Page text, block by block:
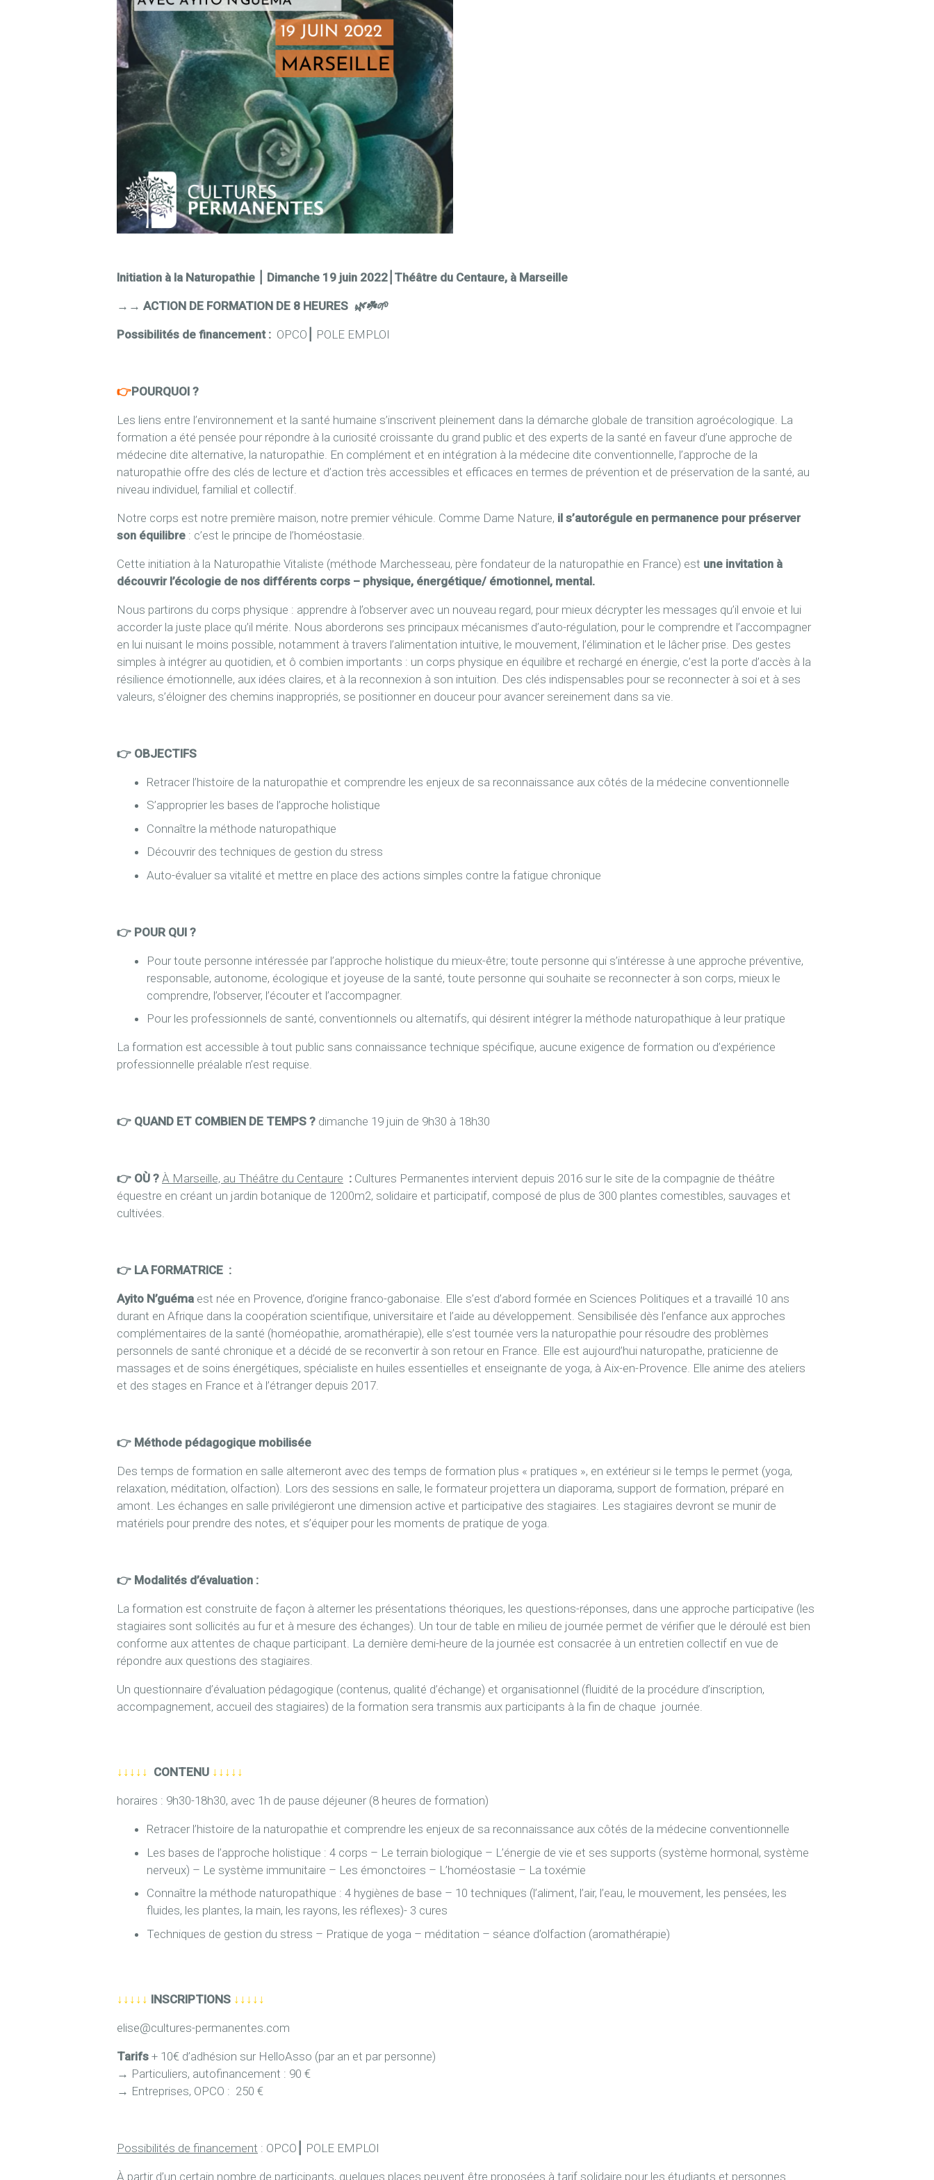
Initiation à la Naturopathie ⎮ Dimanche 19 juin 2022⎮Théâtre du Centaure, à Marseille
→→ ACTION DE FORMATION DE 8 HEURES 🌿☘️🌱
Possibilités de financement : OPCO POLE EMPLOI
👉POURQUOI ?
Les liens entre l’environnement et la santé humaine s’inscrivent pleinement dans la démarche globale de transition agroécologique. La
formation a été pensée pour répondre à la curiosité croissante du grand public et des experts de la santé en faveur d’une approche de
médecine dite alternative, la naturopathie. En complément et en intégration à la médecine dite conventionnelle, l’approche de la
naturopathie offre des clés de lecture et d’action très accessibles et efficaces en termes de prévention et de préservation de la santé, au
niveau individuel, familial et collectif.
Notre corps est notre première maison, notre premier véhicule. Comme Dame Nature, il s’autorégule en permanence pour préserver
son équilibre : c’est le principe de l’homéostasie.
Cette initiation à la Naturopathie Vitaliste (méthode Marchesseau, père fondateur de la naturopathie en France) est une invitation à
découvrir l’écologie de nos différents corps – physique, énergétique/ émotionnel, mental.
Nous partirons du corps physique : apprendre à l’observer avec un nouveau regard, pour mieux décrypter les messages qu’il envoie et lui
accorder la juste place qu’il mérite. Nous aborderons ses principaux mécanismes d’auto-régulation, pour le comprendre et l’accompagner
en lui nuisant le moins possible, notamment à travers l’alimentation intuitive, le mouvement, l’élimination et le lâcher prise. Des gestes
simples à intégrer au quotidien, et ô combien importants : un corps physique en équilibre et rechargé en énergie, c’est la porte d’accès à la
résilience émotionnelle, aux idées claires, et à la reconnexion à son intuition. Des clés indispensables pour se reconnecter à soi et à ses
valeurs, s’éloigner des chemins inappropriés, se positionner en douceur pour avancer sereinement dans sa vie.
👉 OBJECTIFS
Retracer l’histoire de la naturopathie et comprendre les enjeux de sa reconnaissance aux côtés de la médecine conventionnelle
S’approprier les bases de l’approche holistique
Connaître la méthode naturopathique
Découvrir des techniques de gestion du stress
Auto-évaluer sa vitalité et mettre en place des actions simples contre la fatigue chronique
👉 POUR QUI ?
Pour toute personne intéressée par l’approche holistique du mieux-être; toute personne qui s’intéresse à une approche préventive,
responsable, autonome, écologique et joyeuse de la santé, toute personne qui souhaite se reconnecter à son corps, mieux le
comprendre, l’observer, l’écouter et l’accompagner.
Pour les professionnels de santé, conventionnels ou alternatifs, qui désirent intégrer la méthode naturopathique à leur pratique
La formation est accessible à tout public sans connaissance technique spécifique, aucune exigence de formation ou d’expérience
professionnelle préalable n’est requise.
👉 QUAND ET COMBIEN DE TEMPS ? dimanche 19 juin de 9h30 à 18h30
👉 OÙ ? À Marseille, au Théâtre du Centaure : Cultures Permanentes intervient depuis 2016 sur le site de la compagnie de théâtre
équestre en créant un jardin botanique de 1200m2, solidaire et participatif, composé de plus de 300 plantes comestibles, sauvages et
cultivées.
👉 LA FORMATRICE :
Ayito N’guéma est née en Provence, d’origine franco-gabonaise. Elle s’est d’abord formée en Sciences Politiques et a travaillé 10 ans
durant en Afrique dans la coopération scientifique, universitaire et l’aide au développement. Sensibilisée dès l’enfance aux approches
complémentaires de la santé (homéopathie, aromathérapie), elle s’est tournée vers la naturopathie pour résoudre des problèmes
personnels de santé chronique et a décidé de se reconvertir à son retour en France. Elle est aujourd’hui naturopathe, praticienne de
massages et de soins énergétiques, spécialiste en huiles essentielles et enseignante de yoga, à Aix-en-Provence. Elle anime des ateliers
et des stages en France et à l’étranger depuis 2017.
👉 Méthode pédagogique mobilisée
Des temps de formation en salle alterneront avec des temps de formation plus « pratiques », en extérieur si le temps le permet (yoga,
relaxation, méditation, olfaction). Lors des sessions en salle, le formateur projettera un diaporama, support de formation, préparé en
amont. Les échanges en salle privilégieront une dimension active et participative des stagiaires. Les stagiaires devront se munir de
matériels pour prendre des notes, et s’équiper pour les moments de pratique de yoga.
👉 Modalités d’évaluation :
La formation est construite de façon à alterner les présentations théoriques, les questions-réponses, dans une approche participative (les
stagiaires sont sollicités au fur et à mesure des échanges). Un tour de table en milieu de journée permet de vérifier que le déroulé est bien
conforme aux attentes de chaque participant. La dernière demi-heure de la journée est consacrée à un entretien collectif en vue de
répondre aux questions des stagiaires.
Un questionnaire d’évaluation pédagogique (contenus, qualité d’échange) et organisationnel (fluidité de la procédure d’inscription,
accompagnement, accueil des stagiaires) de la formation sera transmis aux participants à la fin de chaque journée.
↓↓↓↓↓ CONTENU ↓↓↓↓↓
horaires : 9h30-18h30, avec 1h de pause déjeuner (8 heures de formation)
Retracer l’histoire de la naturopathie et comprendre les enjeux de sa reconnaissance aux côtés de la médecine conventionnelle
Les bases de l’approche holistique : 4 corps – Le terrain biologique – L’énergie de vie et ses supports (système hormonal, système
nerveux) – Le système immunitaire – Les émonctoires – L’homéostasie – La toxémie
Connaître la méthode naturopathique : 4 hygiènes de base – 10 techniques (l’aliment, l’air, l’eau, le mouvement, les pensées, les
fluides, les plantes, la main, les rayons, les réflexes)- 3 cures
Techniques de gestion du stress – Pratique de yoga – méditation – séance d’olfaction (aromathérapie)
↓↓↓↓↓ INSCRIPTIONS ↓↓↓↓↓
elise@cultures-permanentes.com
Tarifs + 10€ d’adhésion sur HelloAsso (par an et par personne)
→ Particuliers, autofinancement : 90 €
→ Entreprises, OPCO : 250 €
Possibilités de financement : OPCO POLE EMPLOI
À partir d’un certain nombre de participants, quelques places peuvent être proposées à tarif solidaire pour les étudiants et personnes